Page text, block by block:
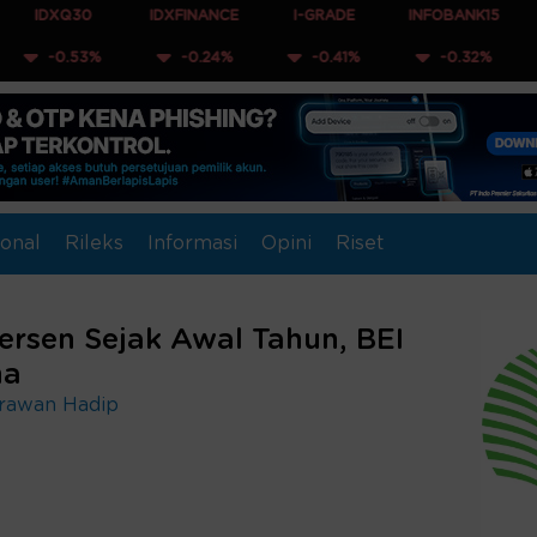
IDXFINANCE
-0.24%
I-GRADE
-0.41%
INFOBANK15
-0.32% -
Rileks Informasi Opini Riset
Sejak Awal Tahun, BEI
Irawan Hadip